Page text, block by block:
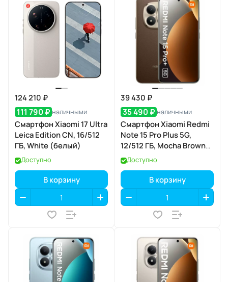
124 210 ₽
111 790 ₽ наличными
Смартфон Xiaomi 17 Ultra
Leica Edition CN, 16/512
ГБ, White (белый)
Доступно
В корзину
39 430 ₽
35 490 ₽ наличными
Смартфон Xiaomi Redmi
Note 15 Pro Plus 5G,
12/512 ГБ, Mocha Brown
(коричневый мокко)
Доступно
В корзину